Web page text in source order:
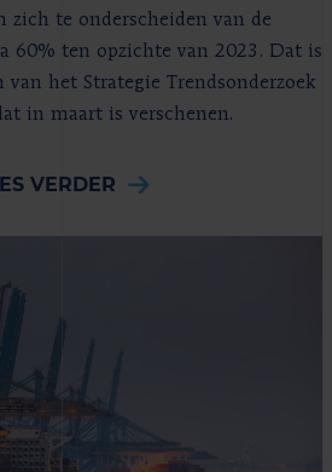
zich te onderscheiden van de
60% ten opzichte van 2023. Dat is
het Strategie Trendsonderzoek
in maart is verschenen.
VERDER